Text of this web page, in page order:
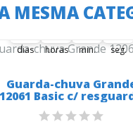
MESMA
36
36
00
dias
04
04
00
horas
53
53
00
min.
37
38
seg.
Guarda-chuva
12061 Basic c/